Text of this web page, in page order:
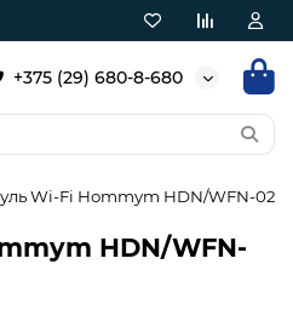
+375 (29) 680-8-680
Wi-Fi Hommym HDN/WFN-02-
HDN/WFN-